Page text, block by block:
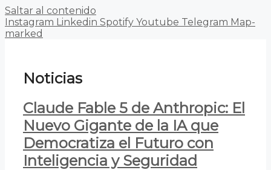
Saltar al contenido
Instagram Linkedin Spotify Youtube Telegram Map-
marked
Noticias
Claude Fable 5 de Anthropic: El
Nuevo Gigante de la IA que
Democratiza el Futuro con
Inteligencia y Seguridad